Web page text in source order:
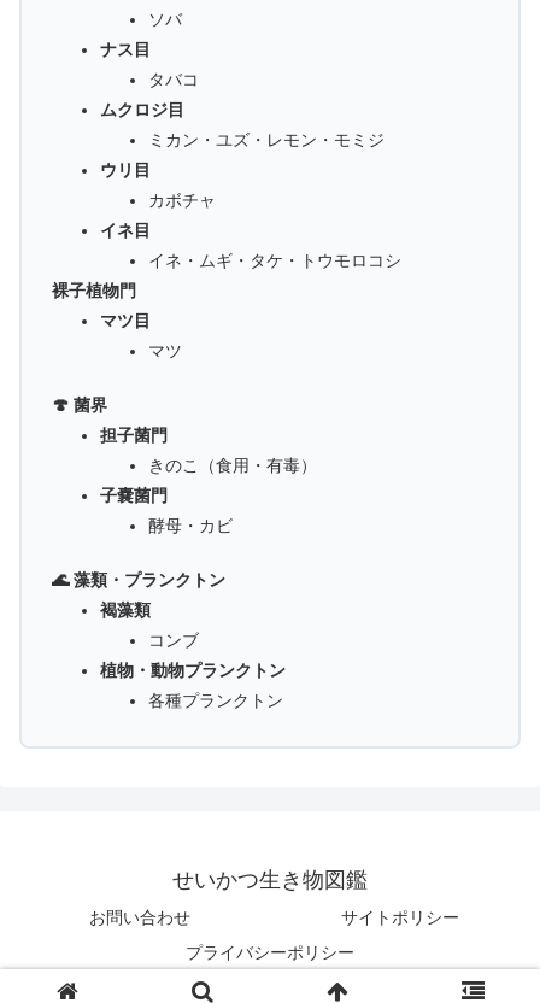
ソバ
ナス目
タバコ
ムクロジ目
ミカン・ユズ・レモン・モミジ
ウリ目
カボチャ
イネ目
イネ・ムギ・タケ・トウモロコシ
裸子植物門
マツ目
マツ
🍄 菌界
担子菌門
きのこ（食用・有毒）
子嚢菌門
酵母・カビ
🌊 藻類・プランクトン
褐藻類
コンブ
植物・動物プランクトン
各種プランクトン
せいかつ生き物図鑑
お問い合わせ
サイトポリシー
プライバシーポリシー
© 2025 せいかつ生き物図鑑.